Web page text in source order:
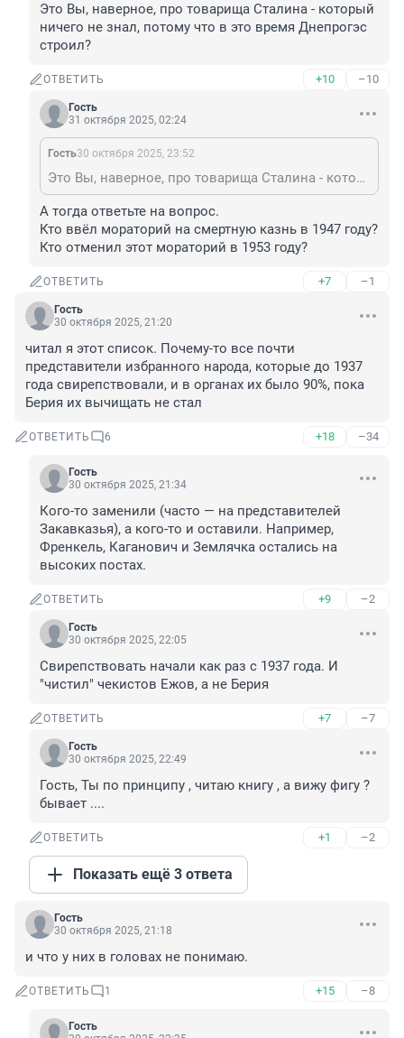
Это Вы, наверное, про товарища Сталина - который
ничего не знал, потому что в это время Днепрогэс
строил?
ОТВЕТИТЬ +10 –10
Гость
31 октября 2025, 02:24
Гость30 октября 2025, 23:52
Это Вы, наверное, про товарища Сталина - который ничего не знал, потому что в это время Днепрогэс строил?
А тогда ответьте на вопрос.
Кто ввёл мораторий на смертную казнь в 1947 году?
Кто отменил этот мораторий в 1953 году?
ОТВЕТИТЬ +7 –1
Гость
30 октября 2025, 21:20
читал я этот список. Почему-то все почти
представители избранного народа, которые до 1937
года свирепствовали, и в органах их было 90%, пока
Берия их вычищать не стал
ОТВЕТИТЬ 6 +18 –34
Гость
30 октября 2025, 21:34
Кого-то заменили (часто — на представителей
Закавказья), а кого-то и оставили. Например,
Френкель, Каганович и Землячка остались на
высоких постах.
ОТВЕТИТЬ +9 –2
Гость
30 октября 2025, 22:05
Свирепствовать начали как раз с 1937 года. И
"чистил" чекистов Ежов, а не Берия
ОТВЕТИТЬ +7 –7
Гость
30 октября 2025, 22:49
Гость, Ты по принципу , читаю книгу , а вижу фигу ?
бывает ....
ОТВЕТИТЬ +1 –2
Показать ещё 3 ответа
Гость
30 октября 2025, 21:18
и что у них в головах не понимаю.
ОТВЕТИТЬ 1 +15 –8
Гость